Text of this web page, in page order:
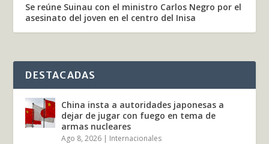
Se reúne Suinau con el ministro Carlos Negro por el
asesinato del joven en el centro del Inisa
DESTACADAS
China insta a autoridades japonesas a
dejar de jugar con fuego en tema de
armas nucleares
Ago 8, 2026 | Internacionales